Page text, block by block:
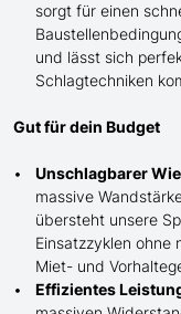
sorgt für einen
und lässt sich
Schlagtechniken
Gut für dein Budget
Unschlagbarer
massive
übersteht unsere
Einsatzzyklen ohne
Miet- und
Effizientes